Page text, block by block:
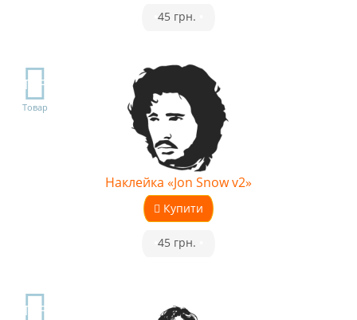
45 грн.
TOP
Товар
Наклейка «Jon Snow v2»
Купити
45 грн.
TOP